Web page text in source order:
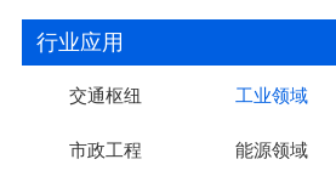
行业应用
交通枢纽 工业领域
市政工程 能源领域